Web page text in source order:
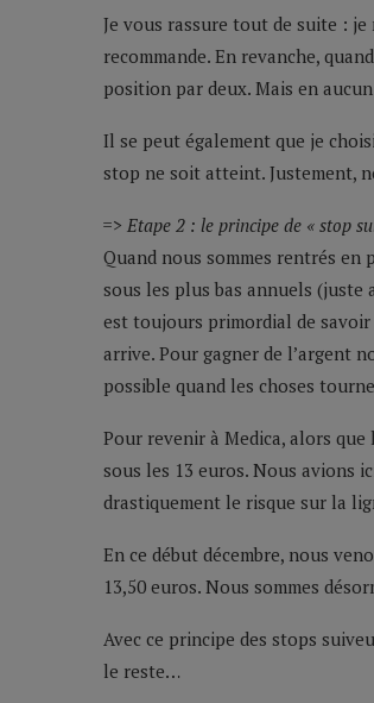
Je vous rassure tout de suite :
recommande. En revanche,
position par deux. Mais en
Il se peut également que je
stop ne soit atteint. Justement,
=> Etape 2 : le principe de « stop
Quand nous sommes rentrés
sous les plus bas annuels (juste
est toujours primordial de
arrive. Pour gagner de l’argent
possible quand les choses
Pour revenir à Medica, alors
sous les 13 euros. Nous avions
drastiquement le risque sur la
En ce début décembre, nous
13,50 euros. Nous sommes
Avec ce principe des stops
le reste…